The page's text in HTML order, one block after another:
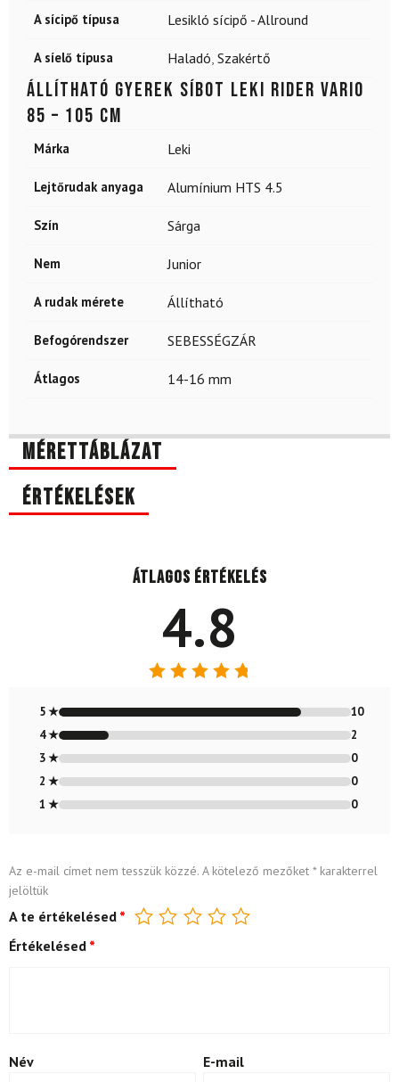
A sícipő típusa Lesikló sícipő - Allround
A síelő típusa Haladó, Szakértő
Állítható gyerek síbot LEKI Rider Vario
85 – 105 cm
Márka Leki
Lejtőrudak anyaga Alumínium HTS 4.5
Szín Sárga
Nem Junior
A rudak mérete Állítható
Befogórendszer SEBESSÉGZÁR
Átlagos 14-16 mm
Mérettáblázat
Értékelések
Átlagos értékelés
4.8
4.83/ 5
5 ★
10
4 ★
2
3 ★
0
2 ★
0
1 ★
0
Az e-mail címet nem tesszük közzé. A kötelező mezőket *karakterrel
jelöltük
A te értékelésed *
Értékelésed *
Név E-mail